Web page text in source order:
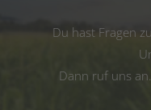
Du hast Fragen
Dann ruf uns